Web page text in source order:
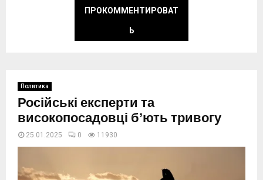
ПРОКОММЕНТИРОВАТ
Ь
Политика
Російські експерти та
високопосадовці бʼють тривогу
25.01.2025 0 11930